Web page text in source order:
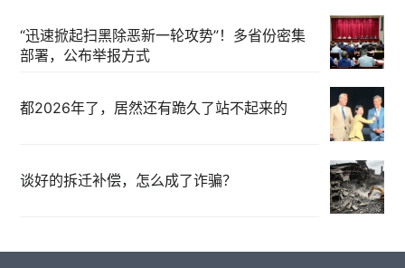
“迅速掀起扫黑除恶新一轮攻势”！多省份密集
部署，公布举报方式
都2026年了，居然还有跪久了站不起来的
谈好的拆迁补偿，怎么成了诈骗？